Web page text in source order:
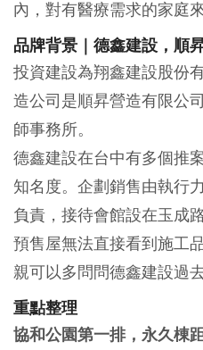
內，對有醫療需求的家庭
品牌背景｜德鑫建設，順
投資建設為翔鑫建設股份
造公司是順昇營造有限公
師事務所。
德鑫建設在台中有多個推
知名度。企劃銷售由執行
負責，接待會館設在玉成路
預售屋無法直接看到施工
親可以多問問德鑫建設過
重點整理
協和公園第一排，永久棟